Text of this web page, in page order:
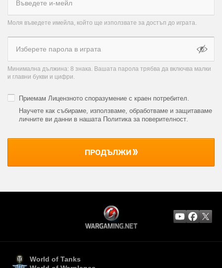
Моля въведете имейла, който ще използвате за достъп до играта.
Минимална дължина: 8 знака. Вашата парола трябва да включва малки
и главни букви и цифри.
Приемам Лицензното споразумение с краен потребител.
Научете как събираме, използваме, обработваме и защитаваме
личните ви данни в нашата Политика за поверителност.
ПРОДЪЛЖИ
World of Tanks